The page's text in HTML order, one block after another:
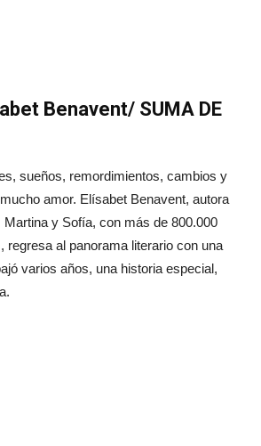
Benavent/ SUMA DE
sueños, remordimientos, cambios y
amor. Elísabet Benavent, autora
Martina y Sofía, con más de 800.000
regresa al panorama literario con una
varios años, una historia especial,